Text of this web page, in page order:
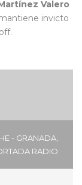
Valero
invicto
- GRANADA
RADIO